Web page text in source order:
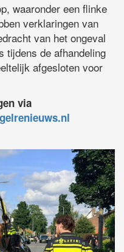
waaronder een flinke
verklaringen van
van het ongeval
tijdens de afhandeling
afgesloten voor
via